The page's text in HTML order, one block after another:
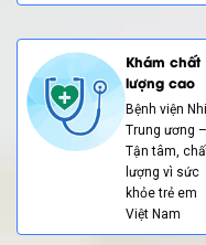
Khám chất
lượng cao
Bệnh viện Nhi
Trung ương –
Tận tâm,
lượng vì sức
khỏe trẻ em
Việt Nam